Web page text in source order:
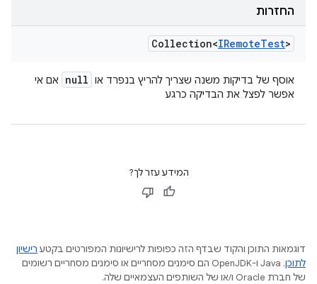
החזרות
Collection<IRemoteTest>
אוסף של בדיקות משנה שצריך להריץ בנפרד או null
אם אי
אפשר לפצל את הבדיקה כרגע
המידע עזר לך?
דוגמאות התוכן והקוד שבדף הזה כפופות לרישיונות המפורטים בקטע רישיון
לתוכן
.‏ Java ו-OpenJDK הם סימנים מסחריים או סימנים מסחריים רשומים
של חברת Oracle ו/או של השותפים העצמאיים שלה.